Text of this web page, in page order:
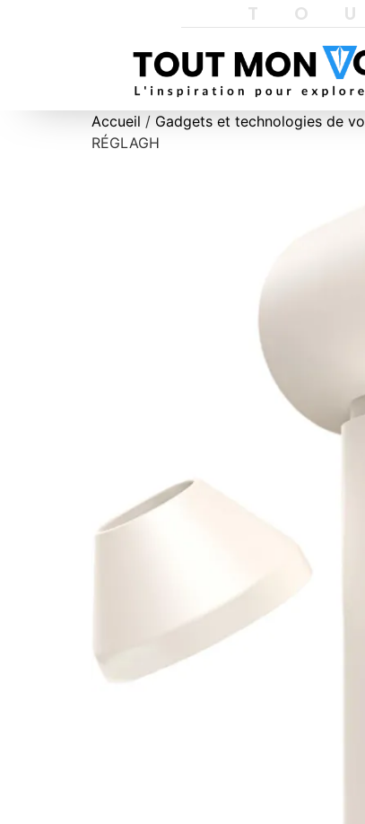
Accueil / Gadgets et technologies de
RÉGLAGH